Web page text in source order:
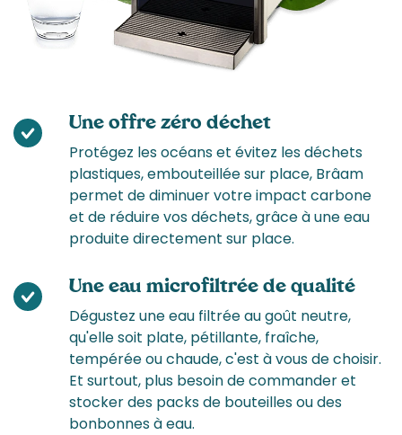
Une offre zéro déchet
Protégez les océans et évitez les déchets
plastiques, embouteillée sur place, Brâam
permet de diminuer votre impact carbone
et de réduire vos déchets, grâce à une eau
produite directement sur place.
Une eau microfiltrée de qualité
Dégustez une eau filtrée au goût neutre,
qu'elle soit plate, pétillante, fraîche,
tempérée ou chaude, c'est à vous de choisir.
Et surtout, plus besoin de commander et
stocker des packs de bouteilles ou des
bonbonnes à eau.